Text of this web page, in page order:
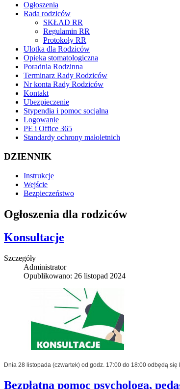
Ogłoszenia
Rada rodziców
SKŁAD RR
Regulamin RR
Protokoły RR
Ulotka dla Rodziców
Opieka stomatologiczna
Poradnia Rodzinna
Terminarz Rady Rodziców
Nr konta Rady Rodziców
Kontakt
Ubezpieczenie
Stypendia i pomoc socjalna
Logowanie
PE i Office 365
Standardy ochrony małoletnich
DZIENNIK
Instrukcje
Wejście
Bezpieczeństwo
Ogłoszenia dla rodziców
Konsultacje
Szczegóły
Administrator
Opublikowano: 26 listopad 2024
Dnia 28 listopada (czwartek) od godz. 17:00 do 18:00 odbędą
Bezpłatna pomoc psychologa,